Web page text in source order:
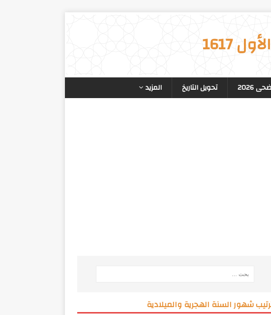
1617
2026 تحويل التاريخ المزيد
شهور السنة الهجرية والميلادية